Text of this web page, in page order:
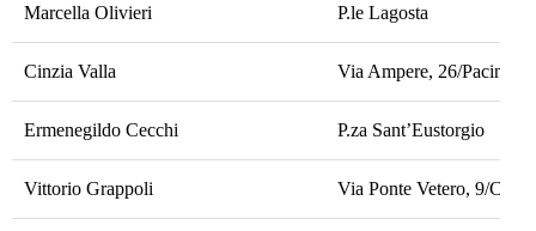
Marcella Olivieri P.le Lagosta
Cinzia Valla Via Ampere, 26/Pacini
Ermenegildo Cecchi P.za Sant’Eustorgio
Vittorio Grappoli Via Ponte Vetero, 9/